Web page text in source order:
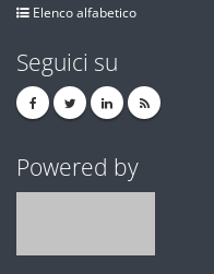
Elenco alfabetico
Seguici su
Powered by